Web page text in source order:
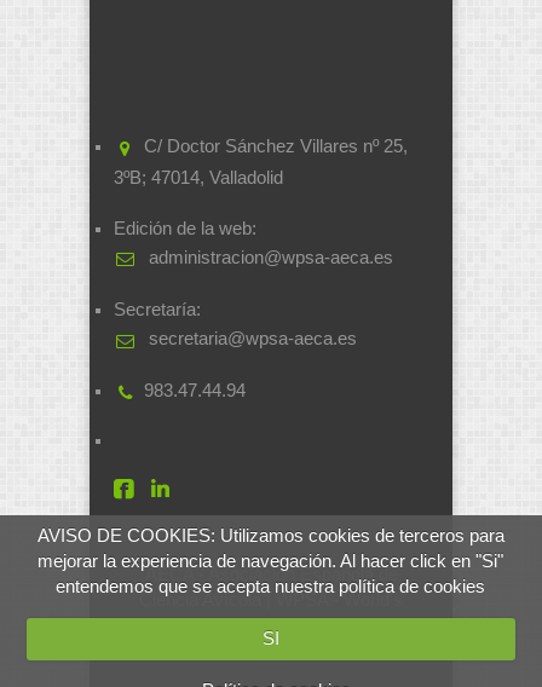
AVISO DE COOKIES: Utilizamos cookies de terceros para
mejorar la experiencia de navegación. Al hacer click en "Si"
entendemos que se acepta nuestra política de cookies
SI
C/ Doctor Sánchez Villares nº 25,
3ºB; 47014, Valladolid
Edición de la web:
administracion@wpsa-aeca.es
Secretaría:
secretaria@wpsa-aeca.es
983.47.44.94
AECA - Asociación Española de
Ciencia Avícola | WPSA - World's
Poultry Science Association
Desarrollado por